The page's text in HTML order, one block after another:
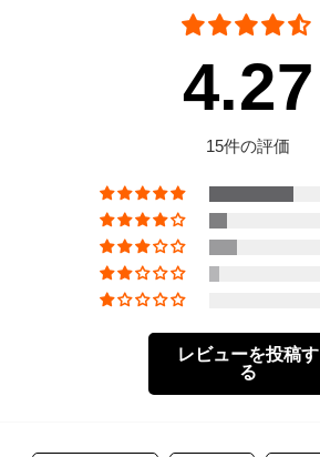
4.27
15件の評価
レビューを投稿す
る